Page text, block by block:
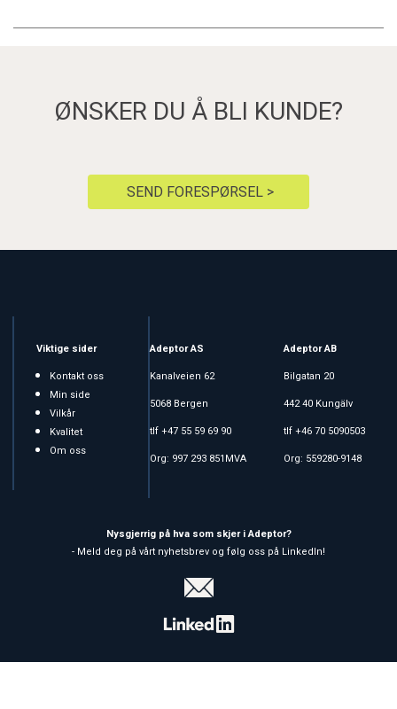
ØNSKER DU Å BLI KUNDE?
SEND FORESPØRSEL >
Viktige sider
Kontakt oss
Min side
Vilkår
Kvalitet
Om oss
Adeptor AS
Kanalveien 62
5068 Bergen
tlf +47 55 59 69 90
Org: 997 293 851MVA
Adeptor AB
Bilgatan 20
442 40 Kungälv
tlf +46 70 5090503
Org: 559280-9148
Nysgjerrig på hva som skjer i Adeptor?
- Meld deg på vårt nyhetsbrev og følg oss på LinkedIn!